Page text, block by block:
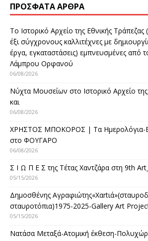
ΠΡΌΣΦΑΤΑ ΆΡΘΡΑ
Το Ιστορικό Αρχείο της Εθνικής Τράπεζας
έξι σύγχρονους καλλιτέχνες με
έργα, εγκαταστάσεις) εμπνευσμένες από
Λάμπρου Ορφανού
06/08/2026
Νύχτα Μουσείων στο Ιστορικό Αρχείο
και
06/08/2026
ΧΡΗΣΤΟΣ ΜΠΟΚΟΡΟΣ | Τα Ημερολόγια-
στο ΦΟΥΓΑΡΟ
06/08/2026
Σ Ι Ω Π Ε Σ της Τέτας Χαντζάρα στη 9th
05/15/2026
Δημοσθένης
σταυροτόπια)1975-2025-Gallery Art
05/15/2026
Νατάσα Μεταξά-Ατομική έκθεση-